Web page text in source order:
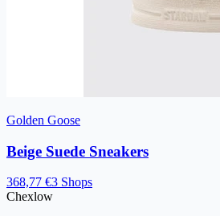
Golden Goose
Beige Suede Sneakers
368,77 €3 Shops
Chexlow